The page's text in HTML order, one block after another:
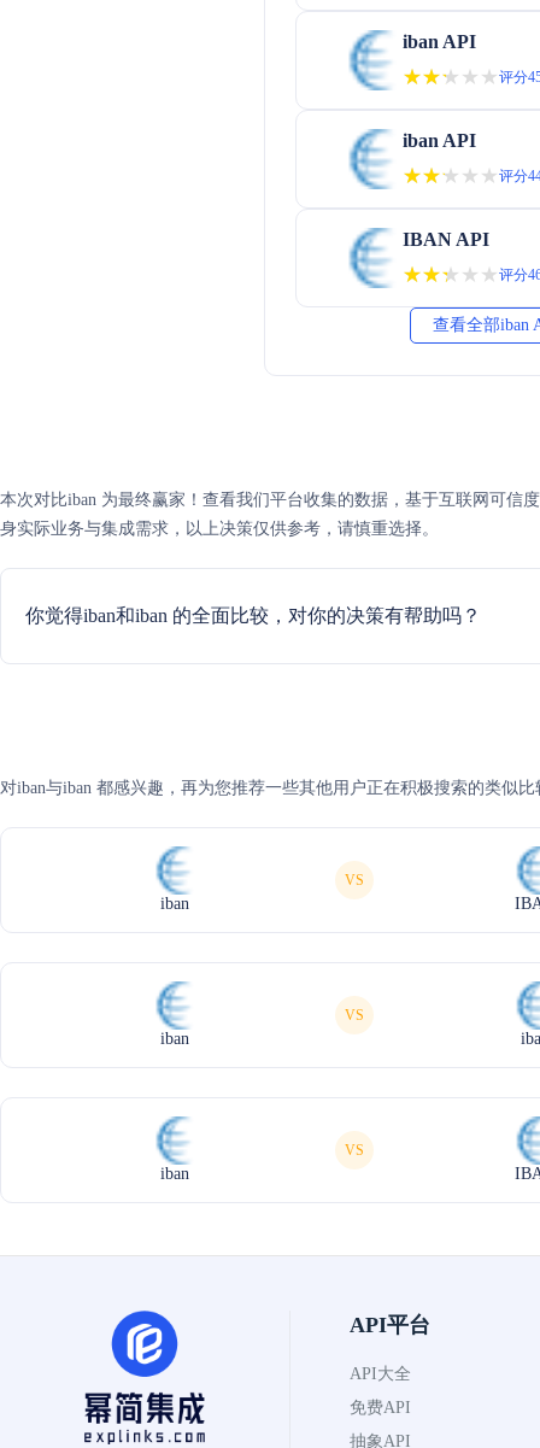
iban API
★★★★★
★★★★★评分
iban API
★★★★★
★★★★★评分
IBAN API
★★★★★
★★★★★评分
查看全部iban
本次对比iban 为最终赢家！查看我们平台收集的数据，基于互联网可信
身实际业务与集成需求，以上决策仅供参考，请慎重选择。
你觉得iban和iban 的全面比较，对你的决策有帮助吗？
对iban与iban 都感兴趣，再为您推荐一些其他用户正在积极搜索的类似比
iban
VS
iban
VS
iban
VS
API平台
API大全
免费API
抽象API